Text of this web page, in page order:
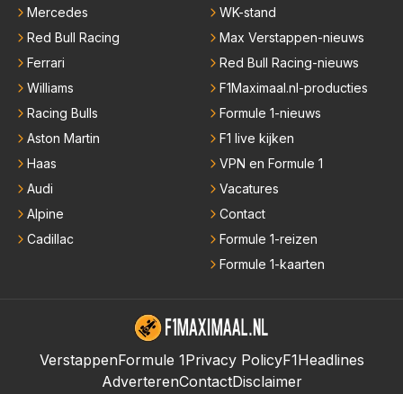
Mercedes
Red Bull Racing
Ferrari
Williams
Racing Bulls
Aston Martin
Haas
Audi
Alpine
Cadillac
WK-stand
Max Verstappen-nieuws
Red Bull Racing-nieuws
F1Maximaal.nl-producties
Formule 1-nieuws
F1 live kijken
VPN en Formule 1
Vacatures
Contact
Formule 1-reizen
Formule 1-kaarten
VerstappenFormule 1Privacy PolicyF1Headlines
AdverterenContactDisclaimer